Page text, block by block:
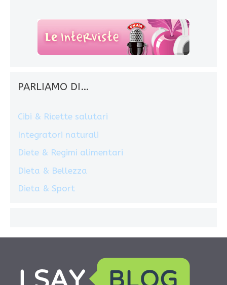
PARLIAMO DI…
Cibi & Ricette salutari
Integratori naturali
Diete & Regimi alimentari
Dieta & Bellezza
Dieta & Sport